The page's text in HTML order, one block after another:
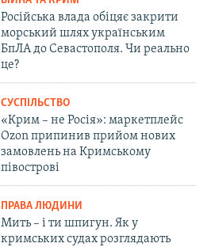
Російська влада обіцяє закрити
морський шлях українським
БпЛА до Севастополя. Чи реально
це?
СУСПІЛЬСТВО
«Крим – не Росія»: маркетплейс
Ozon припинив прийом нових
замовлень на Кримському
півострові
ПРАВА ЛЮДИНИ
Мить – і ти шпигун. Як у
кримських судах розглядають